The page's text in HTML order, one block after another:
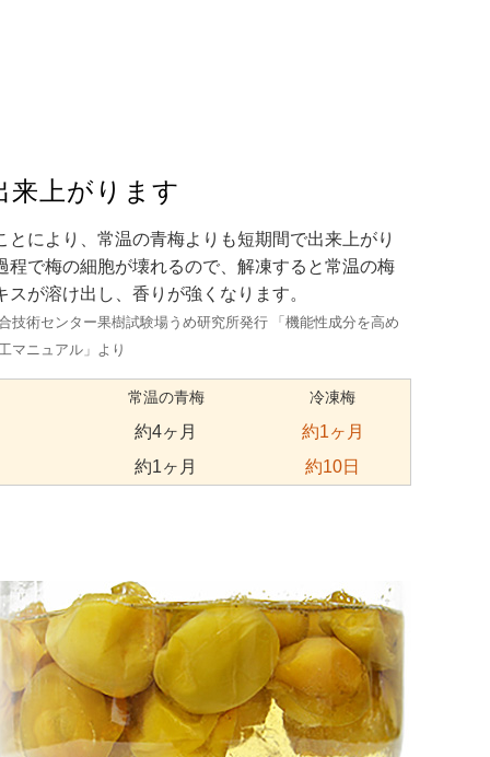
来上がります
とにより、常温の青梅よりも短期間で出来上がり
程で梅の細胞が壊れるので、解凍すると常温の梅
スが溶け出し、香りが強くなります。
技術センター果樹試験場うめ研究所発行 「機能性成分を高め
マニュアル」より
常温の青梅 冷凍梅
約4ヶ月
約1ヶ月
約1ヶ月
約10日